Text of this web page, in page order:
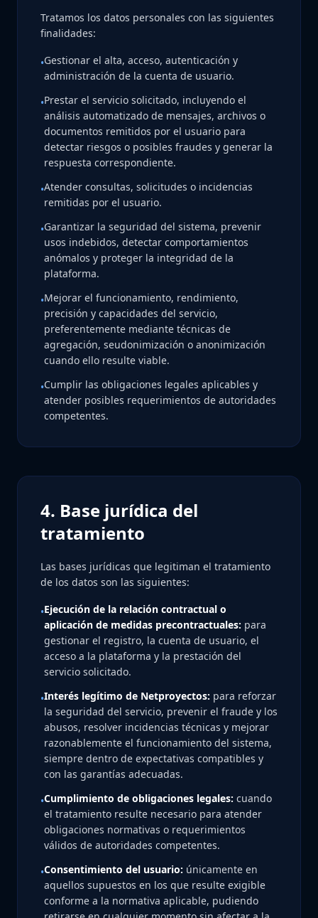
Tratamos los datos personales con las siguientes
finalidades:
•Gestionar el alta, acceso, autenticación y
administración de la cuenta de usuario.
•Prestar el servicio solicitado, incluyendo el
análisis automatizado de mensajes, archivos o
documentos remitidos por el usuario para
detectar riesgos o posibles fraudes y generar la
respuesta correspondiente.
•Atender consultas, solicitudes o incidencias
remitidas por el usuario.
•Garantizar la seguridad del sistema, prevenir
usos indebidos, detectar comportamientos
anómalos y proteger la integridad de la
plataforma.
•Mejorar el funcionamiento, rendimiento,
precisión y capacidades del servicio,
preferentemente mediante técnicas de
agregación, seudonimización o anonimización
cuando ello resulte viable.
•Cumplir las obligaciones legales aplicables y
atender posibles requerimientos de autoridades
competentes.
4. Base jurídica del
tratamiento
Las bases jurídicas que legitiman el tratamiento
de los datos son las siguientes:
•Ejecución de la relación contractual o
aplicación de medidas precontractuales: para
gestionar el registro, la cuenta de usuario, el
acceso a la plataforma y la prestación del
servicio solicitado.
•Interés legítimo de Netproyectos: para reforzar
la seguridad del servicio, prevenir el fraude y los
abusos, resolver incidencias técnicas y mejorar
razonablemente el funcionamiento del sistema,
siempre dentro de expectativas compatibles y
con las garantías adecuadas.
•Cumplimiento de obligaciones legales: cuando
el tratamiento resulte necesario para atender
obligaciones normativas o requerimientos
válidos de autoridades competentes.
•Consentimiento del usuario: únicamente en
aquellos supuestos en los que resulte exigible
conforme a la normativa aplicable, pudiendo